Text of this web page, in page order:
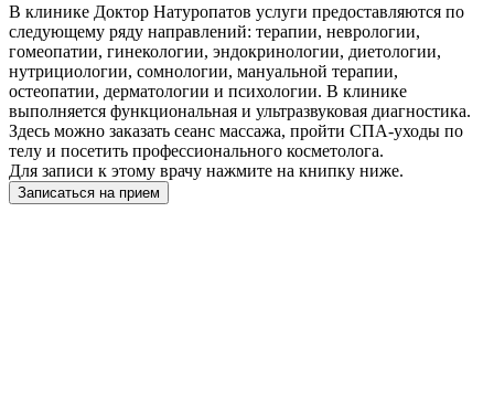
В клинике Доктор Натуропатов услуги предоставляются по
следующему ряду направлений: терапии, неврологии,
гомеопатии, гинекологии, эндокринологии, диетологии,
нутрициологии, сомнологии, мануальной терапии,
остеопатии, дерматологии и психологии. В клинике
выполняется функциональная и ультразвуковая диагностика.
Здесь можно заказать сеанс массажа, пройти СПА-уходы по
телу и посетить профессионального косметолога.
Для записи к этому врачу нажмите на книпку ниже.
Записаться на прием